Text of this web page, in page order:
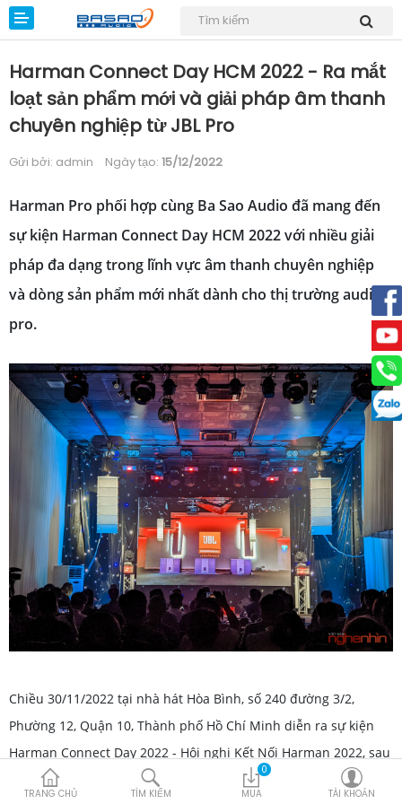
Dự án
Giải pháp
Sản phẩm
Kiến thức
Tin tức
Liên hệ
TRANG CHỦ TÌM KIẾM
0
MUA
TÀI KHOẢN
Harman Connect Day HCM 2022 - Ra mắt
loạt sản phẩm mới và giải pháp âm thanh
chuyên nghiệp từ JBL Pro
Gửi bởi: admin Ngày tạo: 15/12/2022
Harman Pro phối hợp cùng Ba Sao Audio đã mang đến
sự kiện Harman Connect Day HCM 2022 với nhiều giải
pháp đa dạng trong lĩnh vực âm thanh chuyên nghiệp
và dòng sản phẩm mới nhất dành cho thị trường audio
pro.
Chiều 30/11/2022 tại nhà hát Hòa Bình, số 240 đường 3/2,
Phường 12, Quận 10, Thành phố Hồ Chí Minh diễn ra sự kiện
Harman Connect Day 2022 - Hội nghị Kết Nối Harman 2022, sau
khi tổ chức thành công tại thủ đô Hà Nội với sự xuất hiện của